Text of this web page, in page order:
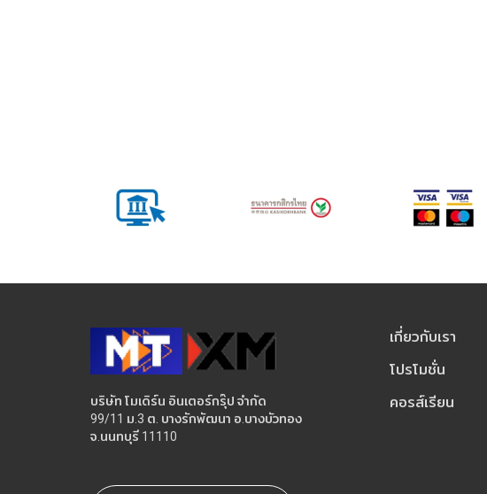
บริษัท โมเดิร์น อินเตอร์กรุ๊ป จำกัด
99/11 ม.3 ต. บางรักพัฒนา อ.บางบัวทอง
จ.นนทบุรี 11110
เกี่ยวกับเรา
โปรโมชั่น
คอรส์เรียน